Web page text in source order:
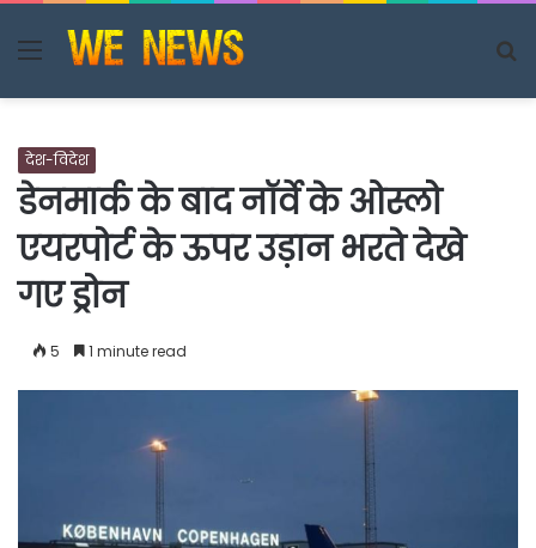
Menu
देश-विदेश
डेनमार्क के बाद नॉर्वे के ओस्लो
एयरपोर्ट के ऊपर उड़ान भरते देखे
गए ड्रोन
5 1 minute read